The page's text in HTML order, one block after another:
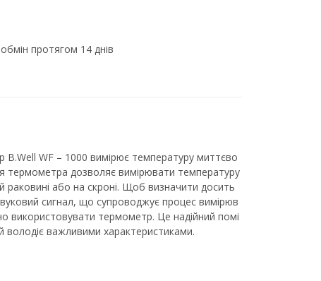
протягом 14 днів
WF – 1000 вимірює температуру миттєво
термометра дозволяє вимірювати температуру
раковині або на скроні. Щоб визначити досить
сигнал, що супроводжує процес вимірюв
використовувати термометр. Це надійний помі
володіє важливими характеристиками.